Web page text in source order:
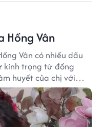
Hồng Vân
Vân có nhiều dấu
kính trọng từ đồng
huyết của chị với